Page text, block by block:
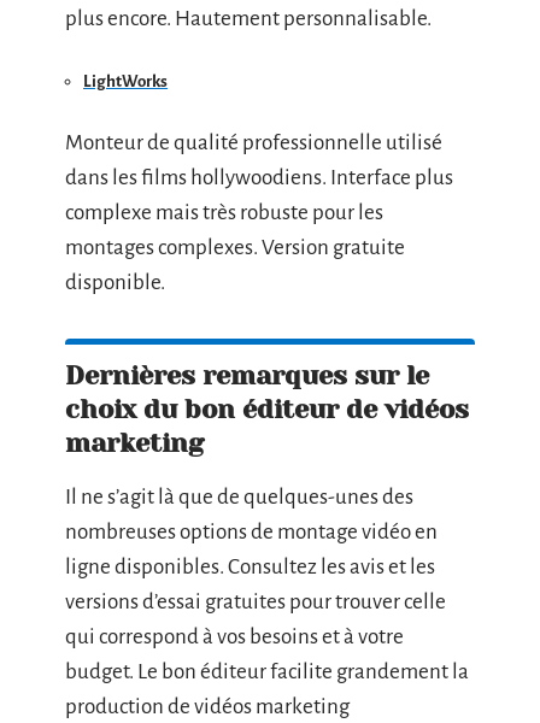
plus encore. Hautement personnalisable.
LightWorks
Monteur de qualité professionnelle utilisé
dans les films hollywoodiens. Interface plus
complexe mais très robuste pour les
montages complexes. Version gratuite
disponible.
Dernières remarques sur le
choix du bon éditeur de vidéos
marketing
Il ne s’agit là que de quelques-unes des
nombreuses options de montage vidéo en
ligne disponibles. Consultez les avis et les
versions d’essai gratuites pour trouver celle
qui correspond à vos besoins et à votre
budget. Le bon éditeur facilite grandement la
production de vidéos marketing